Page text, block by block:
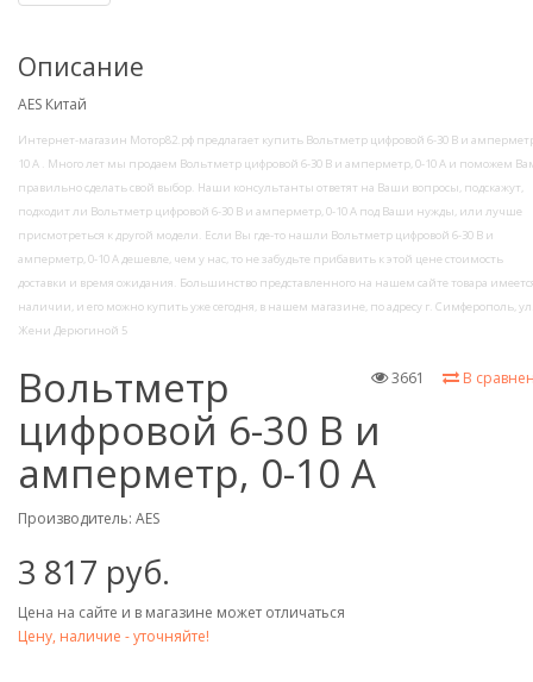
Описание
AES Китай
Интернет-магазин Мотор82.рф предлагает купить Вольтметр цифровой 6-30 В и
10 А . Много лет мы продаем Вольтметр цифровой 6-30 В и амперметр, 0-10 А и поможем
правильно сделать свой выбор. Наши консультанты ответят на Ваши вопросы, подскажут,
подходит ли Вольтметр цифровой 6-30 В и амперметр, 0-10 А под Ваши нужды, или лучше
присмотреться к другой модели. Если Вы где-то нашли Вольтметр цифровой 6-30 В и
амперметр, 0-10 А дешевле, чем у нас, то не забудьте прибавить к этой цене стоимость
доставки и время ожидания. Большинство представленного на нашем сайте товара
наличии, и его можно купить уже сегодня, в нашем магазине, по адресу г. Симферополь,
Жени Дерюгиной 5
В
3661
Вольтметр
цифровой 6-30 В и
амперметр, 0-10 А
Производитель: AES
3 817 руб.
Цена на сайте и в магазине может отличаться
Цену, наличие - уточняйте!